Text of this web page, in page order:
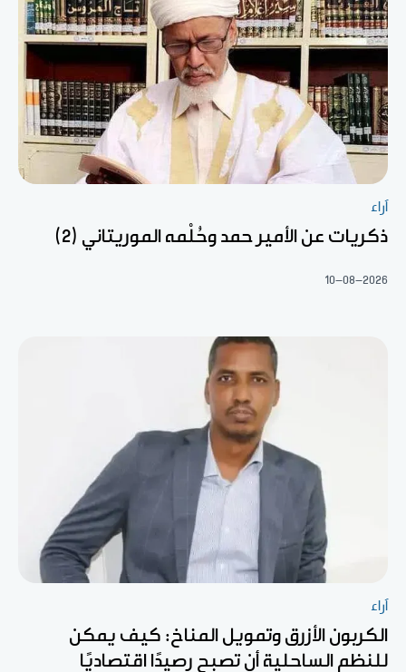
آراء
ذكريات عن الأمير حمد وحُلْمه الموريتاني (2)
10-08-2026
آراء
الكربون الأزرق وتمويل المناخ: كيف يمكن
للنظم الساحلية أن تصبح رصيدًا اقتصاديًا